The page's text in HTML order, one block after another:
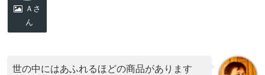
Ａさ
ん
世の中にはあふれるほどの商品があります